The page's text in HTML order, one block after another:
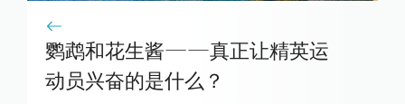
鹦鹉和花生酱——真正让精英运
动员兴奋的是什么？